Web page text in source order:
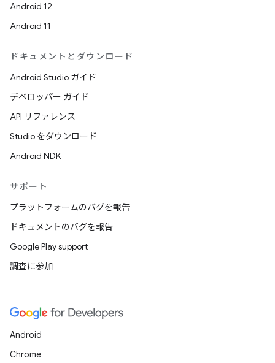
Android 12
Android 11
ドキュメントとダウンロード
Android Studio ガイド
デベロッパー ガイド
API リファレンス
Studio をダウンロード
Android NDK
サポート
プラットフォームのバグを報告
ドキュメントのバグを報告
Google Play support
調査に参加
Android
Chrome